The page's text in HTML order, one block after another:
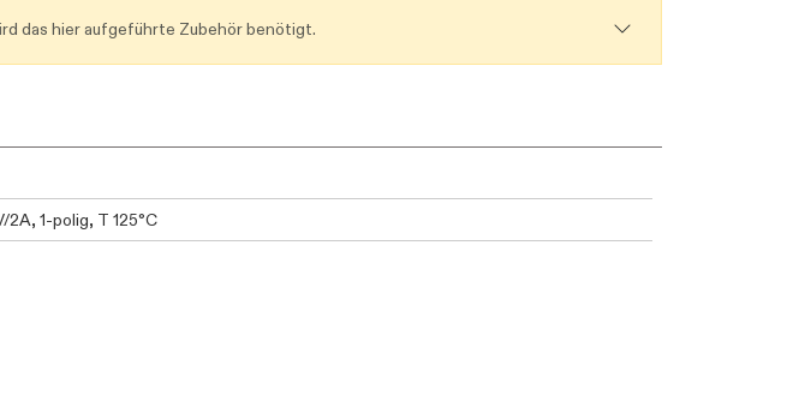
das hier aufgeführte Zubehör benötigt.
1-polig, T 125°C